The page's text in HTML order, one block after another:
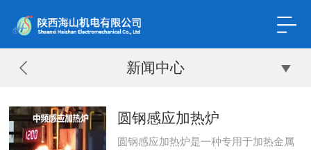
新闻中心
圆钢感应加热炉
圆钢感应加热炉是一种专用于加热金属